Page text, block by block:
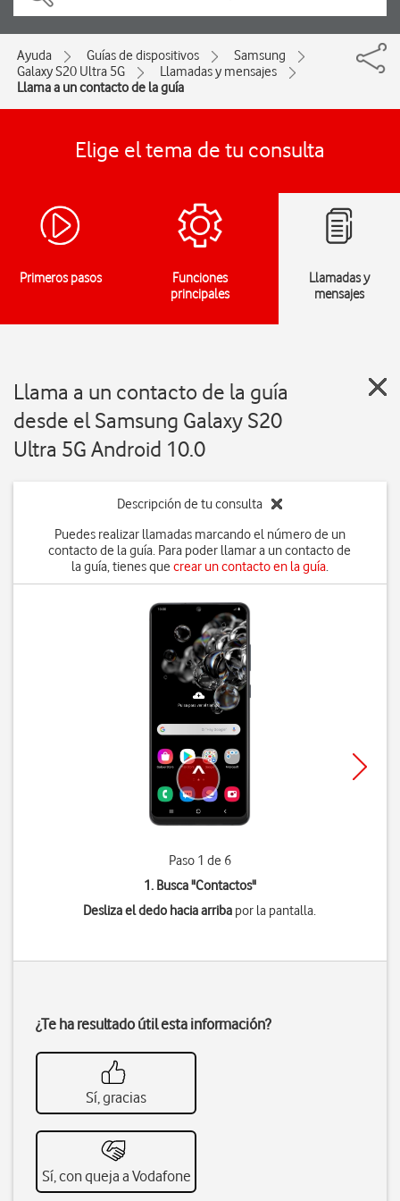
Ayuda Guías de dispositivos
Samsung
Galaxy S20 Ultra 5G
Llamadas y mensajes
Llama a un contacto de la guía
Elige el tema de tu consulta
Primeros pasos
Funciones
principales
Llamadas y
mensajes
Llama a un contacto de la guía
desde el Samsung Galaxy S20
Ultra 5G Android 10.0
Descripción de tu consulta
Puedes realizar llamadas marcando el número de un
contacto de la guía. Para poder llamar a un contacto de
la guía, tienes que crear un contacto en la guía.
Paso 1 de 6
1. Busca "Contactos"
Desliza el dedo hacia arriba por la pantalla.
¿Te ha resultado útil esta información?
Sí, gracias
Sí, con queja a Vodafone